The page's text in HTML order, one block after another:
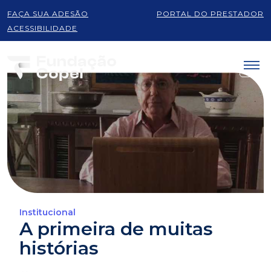
FAÇA SUA ADESÃO
PORTAL DO PRESTADOR
ACESSIBILIDADE
Institucional
A primeira de muitas
histórias